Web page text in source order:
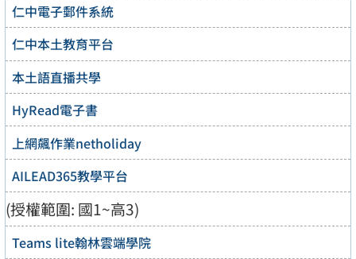
仁中電子郵件系統
仁中本土教育平台
本土語直播共學
HyRead電子書
上網飆作業netholiday
AILEAD365教學平台
(授權範圍: 國1~高3)
Teams lite翰林雲端學院